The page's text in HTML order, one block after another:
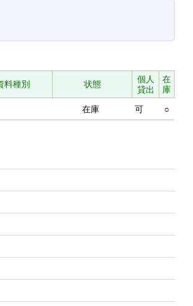
料種別 状態
個人
貸出
在
庫
在庫 可 ○